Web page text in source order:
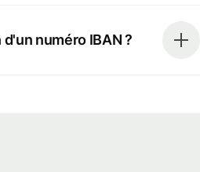
numéro IBAN ?